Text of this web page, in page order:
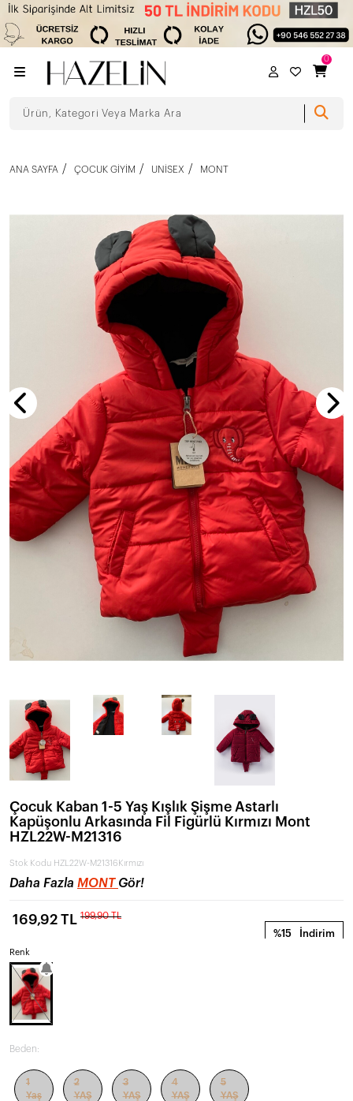
0
ANA SAYFA ÇOCUK GIYIM UNISEX MONT
Çocuk Kaban 1-5 Yaş Kışlık Şişme Astarlı
Kapüşonlu Arkasında Fil Figürlü Kırmızı Mont
HZL22W-M21316
Stok Kodu HZL22W-M21316Kırmızı
Daha Fazla MONT Gör!
%15 İndirim
169,92 TL 199,90 TL
Renk
Beden:
1
Yaş
2
YAŞ
3
YAŞ
4
YAŞ
5
YAŞ